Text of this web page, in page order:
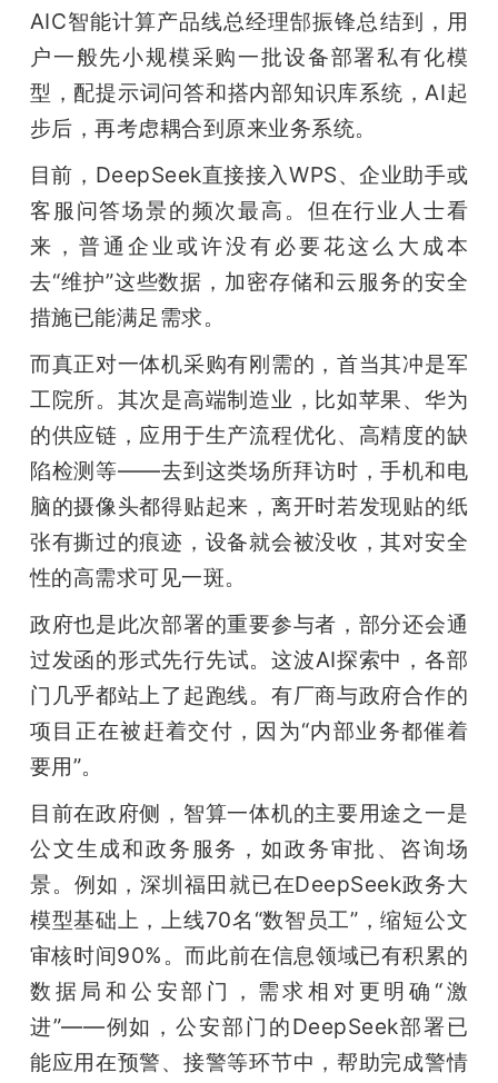
AIC智能计算产品线总经理郜振锋总结到，用
户一般先小规模采购一批设备部署私有化模
型，配提示词问答和搭内部知识库系统，AI起
步后，再考虑耦合到原来业务系统。
目前，DeepSeek直接接入WPS、企业助手或
客服问答场景的频次最高。但在行业人士看
来，普通企业或许没有必要花这么大成本
去“维护”这些数据，加密存储和云服务的安全
措施已能满足需求。
而真正对一体机采购有刚需的，首当其冲是军
工院所。其次是高端制造业，比如苹果、华为
的供应链，应用于生产流程优化、高精度的缺
陷检测等——去到这类场所拜访时，手机和电
脑的摄像头都得贴起来，离开时若发现贴的纸
张有撕过的痕迹，设备就会被没收，其对安全
性的高需求可见一斑。
政府也是此次部署的重要参与者，部分还会通
过发函的形式先行先试。这波AI探索中，各部
门几乎都站上了起跑线。有厂商与政府合作的
项目正在被赶着交付，因为“内部业务都催着
要用”。
目前在政府侧，智算一体机的主要用途之一是
公文生成和政务服务，如政务审批、咨询场
景。例如，深圳福田就已在DeepSeek政务大
模型基础上，上线70名“数智员工”，缩短公文
审核时间90%。而此前在信息领域已有积累的
数据局和公安部门，需求相对更明确“激
进”——例如，公安部门的DeepSeek部署已
能应用在预警、接警等环节中，帮助完成警情